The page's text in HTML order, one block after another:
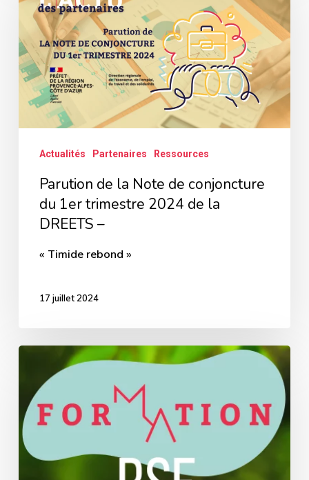
Note
de
conjoncture
du
trimestre
Actualités Partenaires Ressources
Parution de la Note de conjoncture
du 1er trimestre 2024 de la
DREETS –
« Timide rebond »
17 juillet 2024
FORMATION
RSE
Responsabilité
sociétale